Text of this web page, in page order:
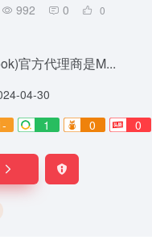
992 0 0
官方代理商是M...
04-30
1 0 0